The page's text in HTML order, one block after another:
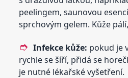
peelingem, saunovou
sprchovým gelem. Kůže
Infekce kůže: pokud je
rychle se šíří, přidá se
je nutné lékařské vyšetření.